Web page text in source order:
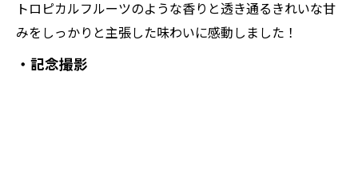
トロピカルフルーツのような香りと透き通るきれいな甘
みをしっかりと主張した味わいに感動しました！
・記念撮影